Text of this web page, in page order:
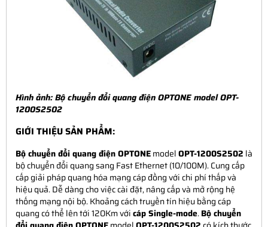
Hình ảnh:Bộ chuyển đổi quang điện OPTONE model OPT-
1200S2502
GIỚI THIỆU SẢN PHẨM:
Bộ chuyển đổi quang điện OPTONEmodelOPT-1200S2502 là
bộ chuyển đổi quang sang Fast Ethernet (10/100M). Cung cấp
cấp giải pháp quang hóa mạng cáp đồng với chi phí thấp và
hiệu quả. Dễ dàng cho việc cài đặt, nâng cấp và mở rộng hệ
thống mạng nội bộ. Khoảng cách truyền tín hiệu bằng cáp
quang có thể lên tới 120Km vớicáp Single-mode.Bộ chuyển